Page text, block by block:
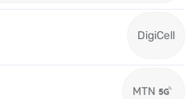
DigiCell
MTN